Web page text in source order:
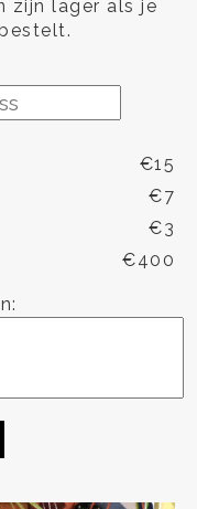
zijn lager als je
€15
€7
€3
€400